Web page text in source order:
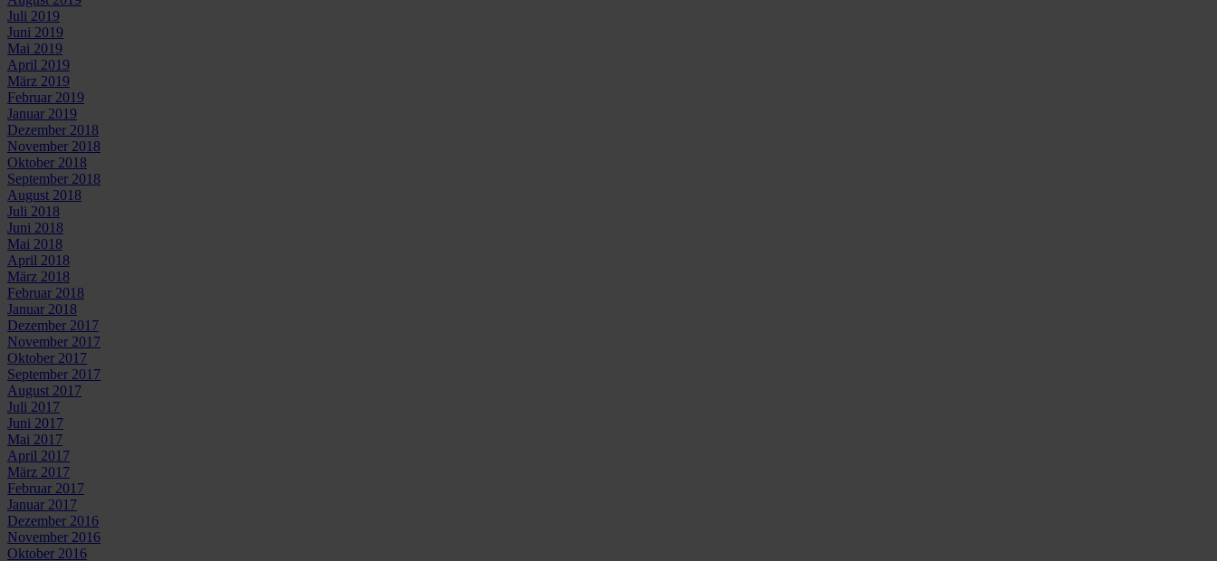
Juli 2019
Juni 2019
Mai 2019
April 2019
März 2019
Februar 2019
Januar 2019
Dezember 2018
November 2018
Oktober 2018
September 2018
August 2018
Juli 2018
Juni 2018
Mai 2018
April 2018
März 2018
Februar 2018
Januar 2018
Dezember 2017
November 2017
Oktober 2017
September 2017
August 2017
Juli 2017
Juni 2017
Mai 2017
April 2017
März 2017
Februar 2017
Januar 2017
Dezember 2016
November 2016
Oktober 2016